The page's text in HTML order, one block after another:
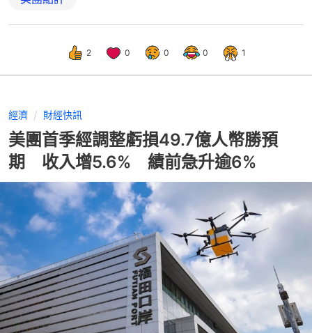
2 0 0 0 1
經濟 財經快訊
美團首季經調整虧損49.7億人幣勝預
期 收入增5.6% 績前急升逾6%